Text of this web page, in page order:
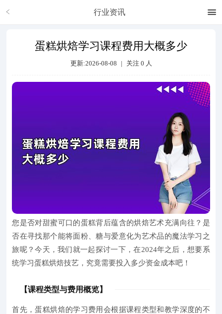
行业资讯
蛋糕烘焙学习课程费用大概多少
更新:2026-08-08 | 关注 0 人
您是否对甜蜜可口的蛋糕背后蕴含的烘焙艺术充满向往？是
否在寻找那个能将面粉、糖与爱意化为艺术品的魔法学习之
旅呢？今天，我们就一起探讨一下，在2024年之后，想要系
统学习蛋糕烘焙技艺，究竟需要投入多少资金成本吧！
【课程类型与费用概览】
首先 ，蛋糕烘焙的学习费用会根据课程类型和教学深度的不